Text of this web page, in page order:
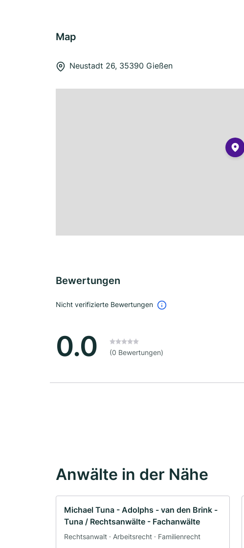
Map
Neustadt 26, 35390 Gießen
Bewertungen
Nicht verifizierte Bewertungen
0.0 (0 Bewertungen)
Anwälte in der Nähe
Michael Tuna - Adolphs - van den Brink -
Tuna / Rechtsanwälte - Fachanwälte
Rechtsanwalt · Arbeitsrecht · Familienrecht